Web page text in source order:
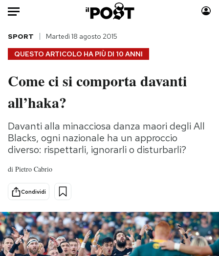
Auto
HOME
Italia
Politica
Tecnologia
Internet
Scienza
Cultura
Economia
Sport
Moda
Storie/Idee
Ok Boomer!
Media
PODCAST
QUESTO ARTICOLO HA PIÙ DI 10 ANNI
SPORT Martedì 18 agosto 2015
Come ci si comporta davanti
all’haka?
Davanti alla minacciosa danza maori degli All
Blacks, ogni nazionale ha un approccio
diverso: rispettarli, ignorarli o disturbarli?
di Pietro Cabrio
Condividi